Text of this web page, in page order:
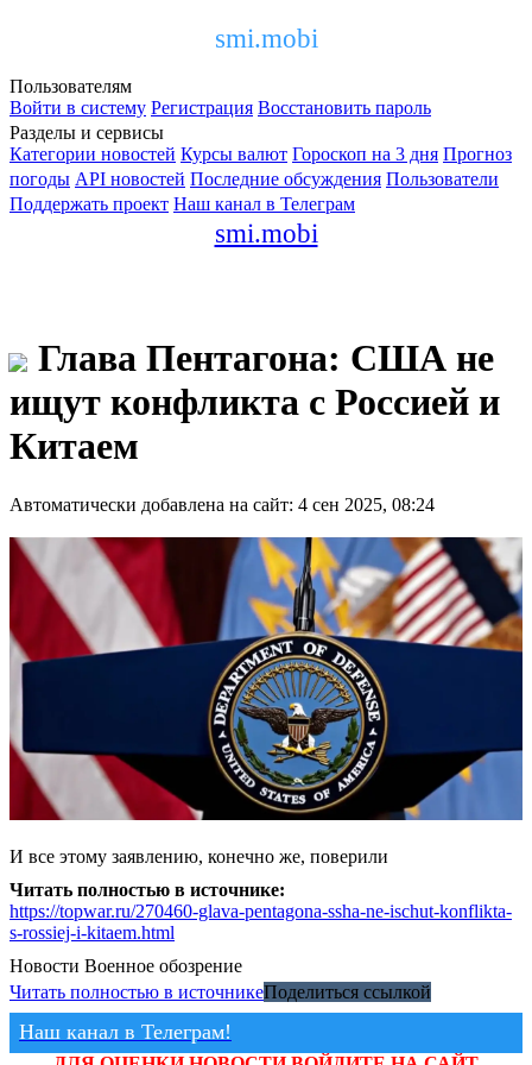
smi.mobi
Пользователям
Войти в систему Регистрация Восстановить пароль
Разделы и сервисы
Категории новостей Курсы валют Гороскоп на 3 дня Прогноз
погоды API новостей Последние обсуждения Пользователи
Поддержать проект Наш канал в Телеграм
smi.mobi
Глава Пентагона: США не
ищут конфликта с Россией и
Китаем
Автоматически добавлена на сайт: 4 сен 2025, 08:24
И все этому заявлению, конечно же, поверили
Читать полностью в источнике:
https://topwar.ru/270460-glava-pentagona-ssha-ne-ischut-konflikta-
s-rossiej-i-kitaem.html
Новости Военное обозрение
Читать полностью в источникеПоделиться ссылкой
Наш канал в Телеграм!